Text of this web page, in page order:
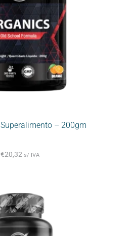
Superalimento – 200gm
€20,32 s/ IVA